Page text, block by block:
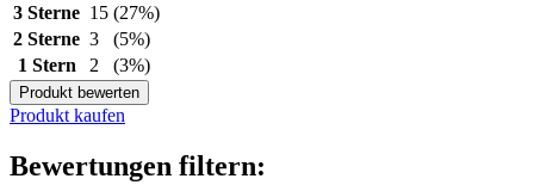
3 Sterne 15 (27%)
2 Sterne 3
(5%)
1 Stern
2 (3%)
Produkt bewerten
Produkt kaufen
Bewertungen filtern: